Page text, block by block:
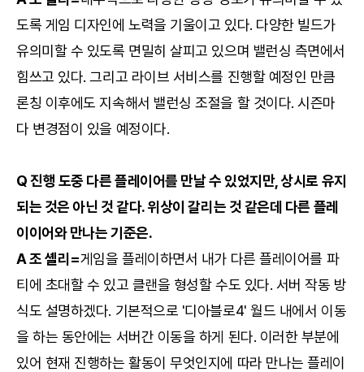
도록 게임 디자인에 노력을 기울이고 있다. 다양한 빌드가
유의미할 수 있도록 면밀히 살피고 있으며 밸런싱 측면에서
힘쓰고 있다. 그리고 라이브 서비스를 진행할 예정인 만큼
론칭 이후에도 지속해서 밸런싱 조절을 할 것이다. 시즌마
다 변경점이 있을 예정이다.
Q 진행 도중 다른 플레이어를 만날 수 있었지만, 상시로 유지
되는 것은 아닌 것 같다. 위상이 갈리는 것 같은데 다른 플레
이이어와 만나는 기준은.
A 조 셸리=게임을 플레이하면서 내가 다른 플레이어를 파
티에 초대할 수 있고 클랜을 형성할 수도 있다. 서버 작동 방
식도 설명하겠다. 기본적으로 '디아블로4' 월드 내에서 이동
을 하는 동안에는 서버간 이동을 하게 된다. 이러한 부분에
있어 현재 진행하는 활동이 무엇인지에 따라 만나는 플레이